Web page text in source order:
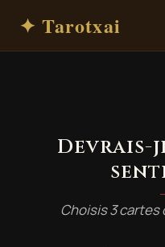
✦ Tarotxai
Devrais-
Choisis 3